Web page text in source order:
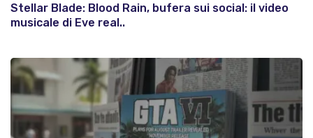
Stellar Blade: Blood Rain, bufera sui social: il video
musicale di Eve real..